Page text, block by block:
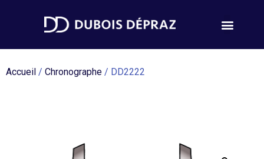
Accueil / Chronographe / DD2222